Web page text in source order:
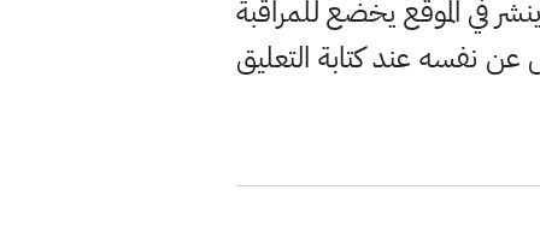
في الموقع يخضع للمراقبة
نفسه عند كتابة التعليق